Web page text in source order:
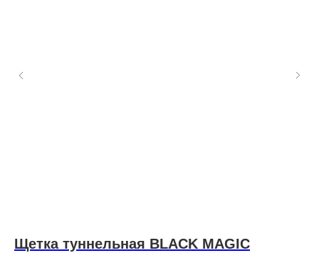
Щетка туннельная BLACK MAGIC